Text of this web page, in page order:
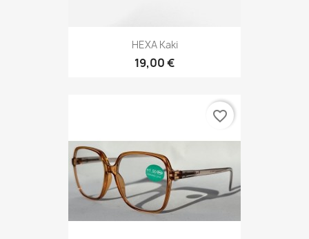
HEXA Kaki
19,00 €
favorite_border